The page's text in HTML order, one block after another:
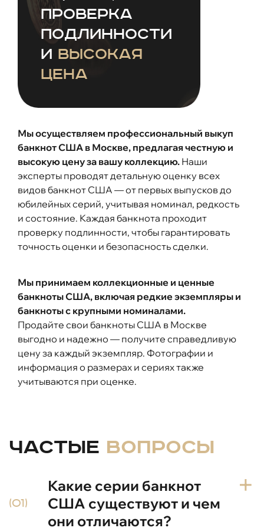
проверка
подлинности
и высокая
цена
Мы осуществляем профессиональный выкуп
банкнот США в Москве, предлагая честную и
высокую цену за вашу коллекцию. Наши
эксперты проводят детальную оценку всех
видов банкнот США — от первых выпусков до
юбилейных серий, учитывая номинал, редкость
и состояние. Каждая банкнота проходит
проверку подлинности, чтобы гарантировать
точность оценки и безопасность сделки.
Мы принимаем коллекционные и ценные
банкноты США, включая редкие экземпляры и
банкноты с крупными номиналами.
Продайте свои банкноты США в Москве
выгодно и надежно — получите справедливую
цену за каждый экземпляр. Фотографии и
информация о размерах и сериях также
учитываются при оценке.
Частые вопросы
(01)
Какие серии банкнот
США существуют и чем
они отличаются?